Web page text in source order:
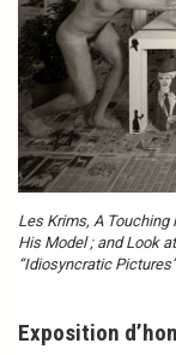
Les Krims, A Touching
His Model ; and Look
“Idiosyncratic
Exposition